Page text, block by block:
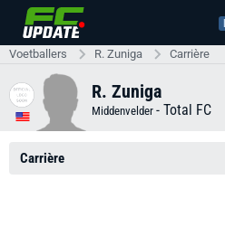
Voetballers R. Zuniga Carrière
R. Zuniga
Middenvelder - Total FC
Carrière